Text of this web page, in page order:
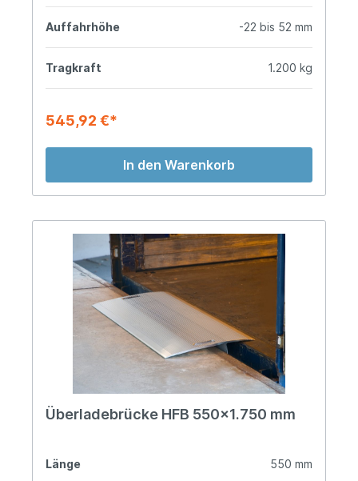
Auffahrhöhe -22 bis 52 mm
Tragkraft 1.200 kg
545,92 €*
In den Warenkorb
Überladebrücke HFB 550x1.750 mm
Länge 550 mm